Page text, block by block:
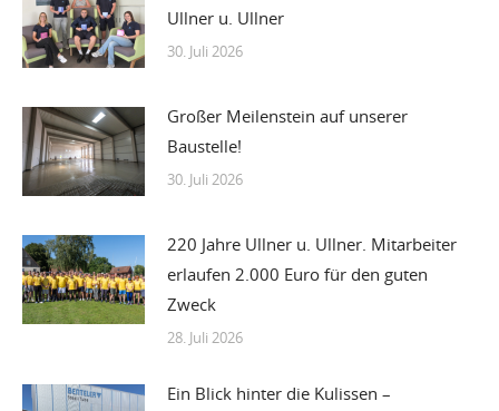
Ullner u. Ullner
30. Juli 2026
Großer Meilenstein auf unserer
Baustelle!
30. Juli 2026
220 Jahre Ullner u. Ullner. Mitarbeiter
erlaufen 2.000 Euro für den guten
Zweck
28. Juli 2026
Ein Blick hinter die Kulissen –